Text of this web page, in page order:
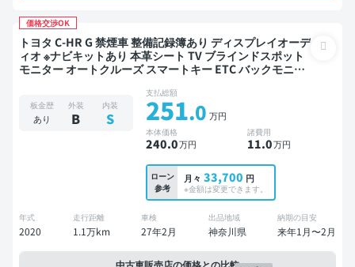
価格交渉OK
トヨタ C-HR G 禁煙車 整備記録簿あり ディスプレイオーデ
ィオ ※ナビキットあり 本革シート TV ブラインドスポット
モニター オートクルーズ スマートキー ETC バックモニタ
板金歴
あり
外装
B
内装
S
支払総額
251.0 万円
本体価格
240.0万円
諸費用
11.0万円
ローン
参考
月々 33,700 円
※金額は変更できます。
年式
2020
走行距離
1.1万km
車検
27年2月
出品地域
神奈川県
納期の目安
来年1月〜2月
中古車販売店の価格との比較